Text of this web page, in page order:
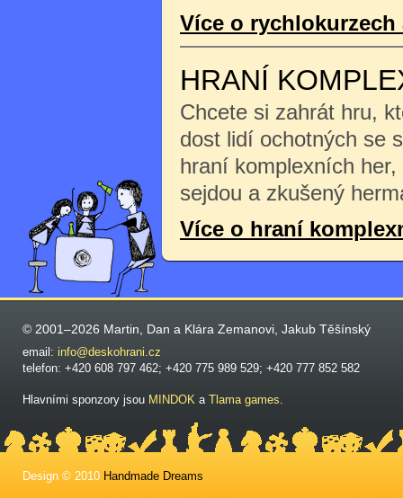
Více o rychlokurzech
HRANÍ
Chcete si zahrát hru,
dost lidí ochotných se
hraní komplexních
sejdou a zkušený
Více o hraní
© 2001–2026 Martin, Dan a Klára Zemanovi, Jakub Těšínský
email: info@deskohrani.cz
telefon: +420 608 797 462; +420 775 989 529; +420 777 852 582
Hlavními sponzory jsou MINDOK a Tlama games.
Design © 2010 Handmade Dreams